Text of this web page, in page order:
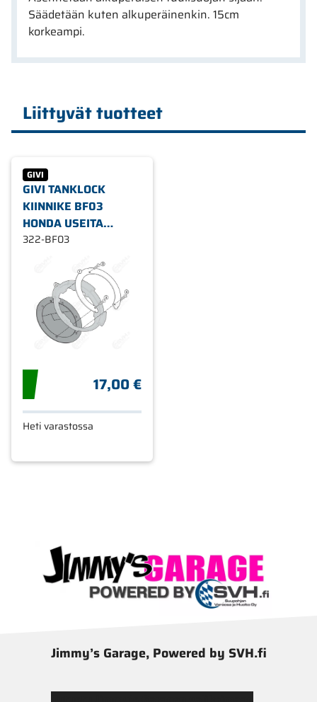
Säädetään kuten alkuperäinenkin. 15cm
korkeampi.
Liittyvät tuotteet
GIVI
GIVI TANKLOCK
KIINNIKE BF03
HONDA USEITA
MALLEJA
322-BF03
17,00 €
Heti varastossa
Jimmy’s Garage, Powered by SVH.fi